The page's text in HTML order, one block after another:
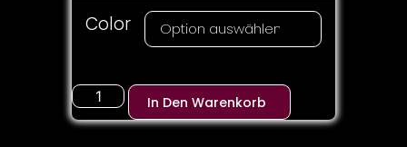
Color
In Den Warenkorb